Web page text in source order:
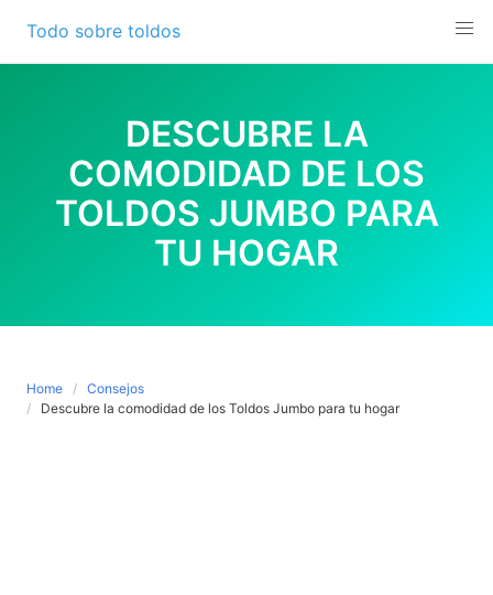
content
Todo sobre toldos
DESCUBRE LA
COMODIDAD DE LOS
TOLDOS JUMBO PARA
TU HOGAR
Home
Consejos
Descubre la comodidad de los Toldos Jumbo para tu hogar